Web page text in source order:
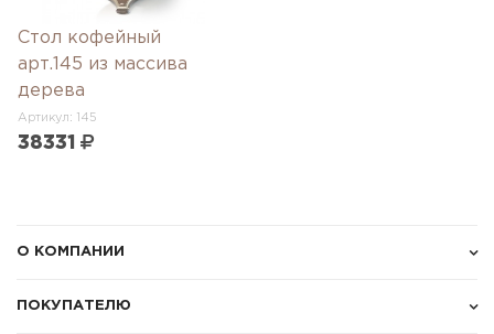
Стол кофейный
арт.145 из массива
дерева
Артикул: 145
38331
О КОМПАНИИ
ПОКУПАТЕЛЮ